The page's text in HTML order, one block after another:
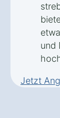
und
Jetzt